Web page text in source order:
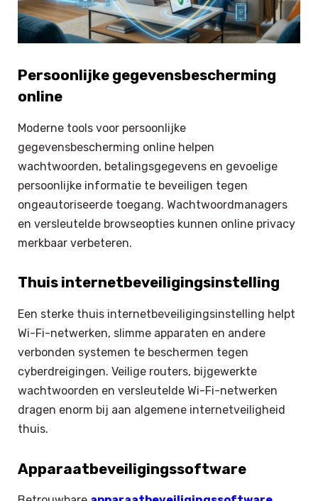
Persoonlijke gegevensbescherming
online
Moderne tools voor persoonlijke
gegevensbescherming online helpen
wachtwoorden, betalingsgegevens en gevoelige
persoonlijke informatie te beveiligen tegen
ongeautoriseerde toegang. Wachtwoordmanagers
en versleutelde browseopties kunnen online privacy
merkbaar verbeteren.
Thuis internetbeveiligingsinstelling
Een sterke thuis internetbeveiligingsinstelling helpt
Wi-Fi-netwerken, slimme apparaten en andere
verbonden systemen te beschermen tegen
cyberdreigingen. Veilige routers, bijgewerkte
wachtwoorden en versleutelde Wi-Fi-netwerken
dragen enorm bij aan algemene internetveiligheid
thuis.
Apparaatbeveiligingssoftware